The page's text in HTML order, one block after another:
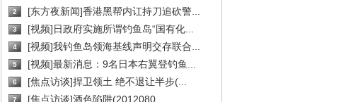
2 [东方夜新闻]香港黑帮内讧持刀追砍警...
3 [视频]日政府实施所谓钓鱼岛“国有化...
4 [视频]我钓鱼岛领海基线声明交存联合...
5 [视频]最新消息：9名日本右翼登钓鱼...
6 [焦点访谈]捍卫领土 绝不退让半步(...
7 [焦点访谈]酒色陷阱(2012080...